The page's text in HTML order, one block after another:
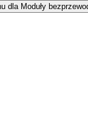
dla Moduły